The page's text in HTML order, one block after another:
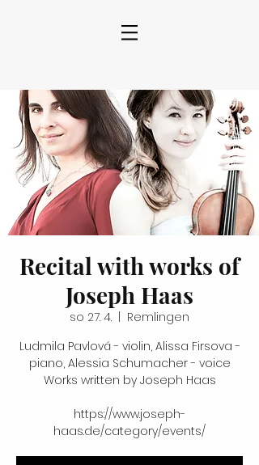
Recital with works of
Joseph Haas
so 27. 4.
Remlingen
Ludmila Pavlová - violin, Alissa Firsova -
piano, Alessia Schumacher - voice
Works written by Joseph Haas
https://www.joseph-
haas.de/category/events/